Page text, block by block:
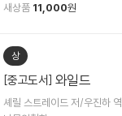
새상품 11,000원
상
[중고도서] 와일드
셰릴 스트레이드 저/우진하 역